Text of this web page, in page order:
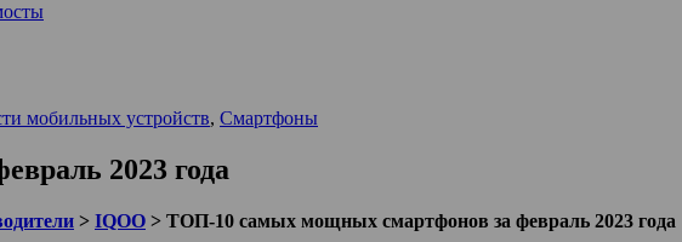
мобильных устройств, Смартфоны
2023 года
> IQOO > ТОП-10 самых мощных смартфонов за февраль 2023 года